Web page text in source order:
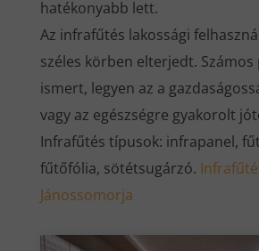
hatékonyabb lett.
Az infrafűtés lakossági
széles körben elterjedt.
ismert, legyen az a
vagy az egészségre gyakorolt
Infrafűtés típusok: infrapanel,
fűtőfólia, sötétsugárzó.
Jánossomorja